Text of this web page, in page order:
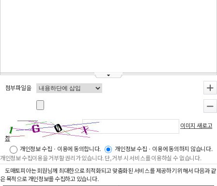
첨부파일을
이미지 새로고
침
개인정보 수집ㆍ이용에 동의합니다.
개인정보 수집ㆍ이용에 동의하지 않습니다.
개인정보 수집이용을 거부할 권리가 있습니다. 단, 거부 시 서비스를 이용하실 수 없습니다.
도매토피아는 회원님께 최대한으로 최적화되고 맞춤화된 서비스를 제공하기 위해서 다음과 같
은 목적으로 개인정보를 수집하고 있습니다.